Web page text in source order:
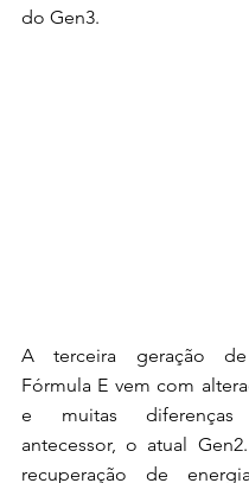
do Gen3.
A terceira geração
Fórmula E vem com
e muitas
antecessor, o atual
recuperação de